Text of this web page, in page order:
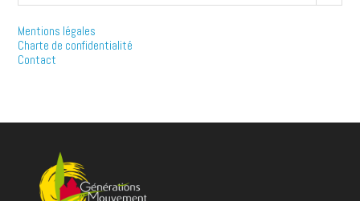
Mentions légales
Charte de confidentialité
Contact